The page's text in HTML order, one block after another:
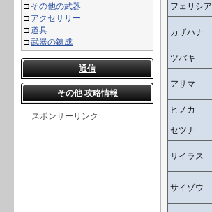
□ その他の武器
□ アクセサリー
□道具
□武器の錬成
通信
その他 攻略情報
スポンサーリンク
フェリシア
カザハナ
ツバキ
アサマ
ヒノカ
セツナ
サイラス
サイゾウ